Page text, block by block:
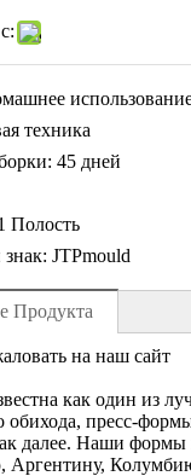
техника
45 дней
Полость
JTPmould
Продукта
на наш сайт
как один из
обихода, пресс-
далее. Наши
Аргентину,